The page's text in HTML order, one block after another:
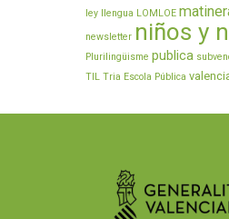
ley llengua LOMLOE
newsletter niños y
Plurilingüisme publica
TIL Tria Escola Pública